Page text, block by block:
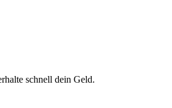
schnell dein Geld.